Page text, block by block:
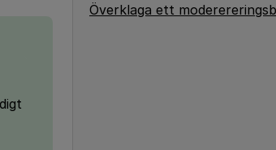
Överklaga ett